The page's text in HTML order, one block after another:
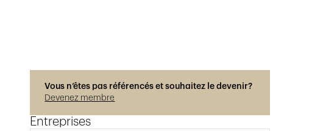
Vous n’êtes pas référencés et souhaitez le devenir?
Devenez membre
Entreprises